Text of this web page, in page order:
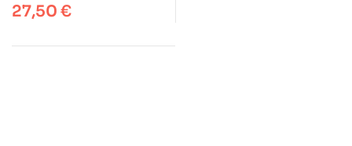
27,50 €